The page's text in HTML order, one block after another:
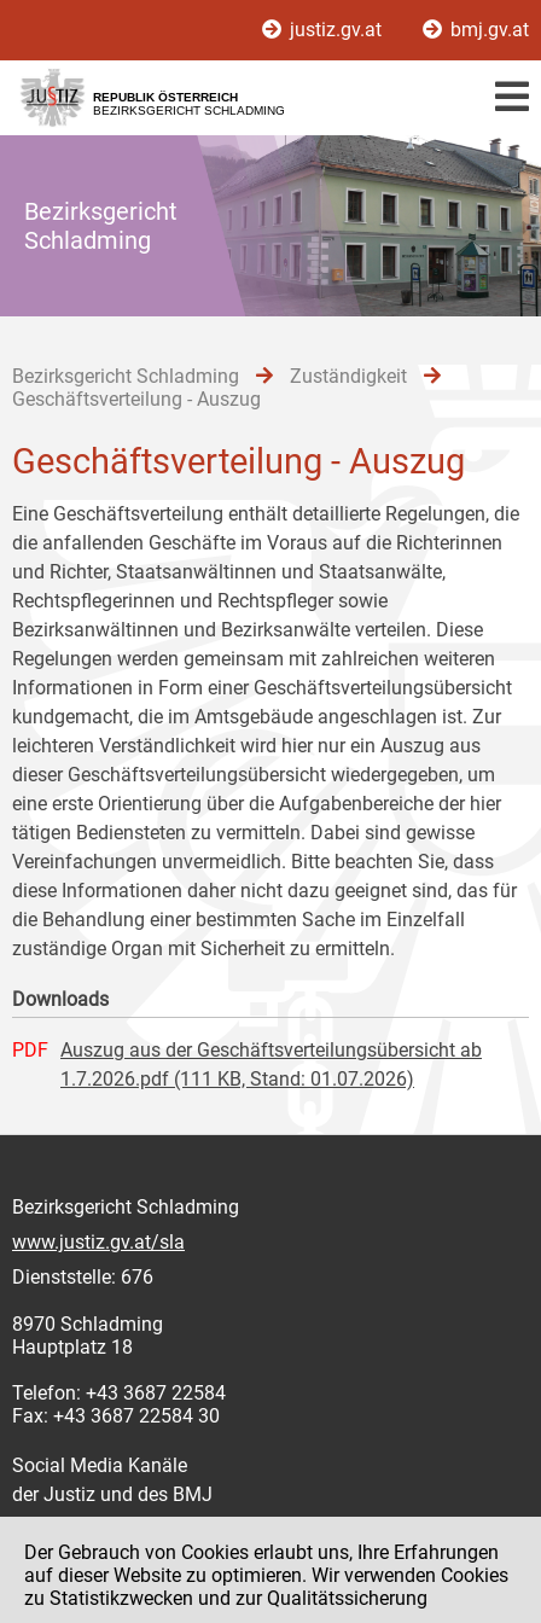
[1]
[2]
[3]
justiz.gv.at bmj.gv.at
REPUBLIK ÖSTERREICH
BEZIRKSGERICHT SCHLADMING
Bezirksgericht
Schladming
Bezirksgericht Schladming
Zuständigkeit
Geschäftsverteilung - Auszug
Geschäftsverteilung - Auszug
Eine Geschäftsverteilung enthält detaillierte Regelungen, die
die anfallenden Geschäfte im Voraus auf die Richterinnen
und Richter, Staatsanwältinnen und Staatsanwälte,
Rechtspflegerinnen und Rechtspfleger sowie
Bezirksanwältinnen und Bezirksanwälte verteilen. Diese
Regelungen werden gemeinsam mit zahlreichen weiteren
Informationen in Form einer Geschäftsverteilungsübersicht
kundgemacht, die im Amtsgebäude angeschlagen ist. Zur
leichteren Verständlichkeit wird hier nur ein Auszug aus
dieser Geschäftsverteilungsübersicht wiedergegeben, um
eine erste Orientierung über die Aufgabenbereiche der hier
tätigen Bediensteten zu vermitteln. Dabei sind gewisse
Vereinfachungen unvermeidlich. Bitte beachten Sie, dass
diese Informationen daher nicht dazu geeignet sind, das für
die Behandlung einer bestimmten Sache im Einzelfall
zuständige Organ mit Sicherheit zu ermitteln.
Downloads
PDF Auszug aus der Geschäftsverteilungsübersicht ab
1.7.2026.pdf (111 KB, Stand: 01.07.2026)
Bezirksgericht Schladming
www.justiz.gv.at/sla
Dienststelle: 676
8970 Schladming
Hauptplatz 18
Telefon: +43 3687 22584
Fax: +43 3687 22584 30
Social Media Kanäle
der Justiz und des BMJ
Impressum
Der Gebrauch von Cookies erlaubt uns, Ihre Erfahrungen
auf dieser Website zu optimieren. Wir verwenden Cookies
zu Statistikzwecken und zur Qualitätssicherung